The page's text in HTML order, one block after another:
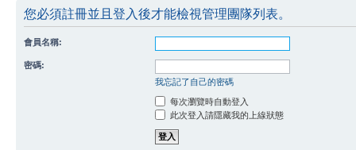
您必須註冊並且登入後才能檢視管理團隊列表。
會員名稱:
密碼:
我忘記了自己的密碼
每次瀏覽時自動登入
此次登入請隱藏我的上線狀態